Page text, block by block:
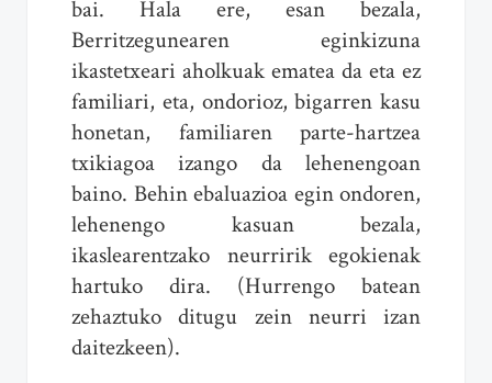
bai. Hala ere, esan bezala,
Berritzegunearen eginkizuna
ikastetxeari aholkuak ematea da eta ez
familiari, eta, ondorioz, bigarren kasu
honetan, familiaren parte-hartzea
txikiagoa izango da lehenengoan
baino. Behin ebaluazioa egin ondoren,
lehenengo kasuan bezala,
ikaslearentzako neurririk egokienak
hartuko dira. (Hurrengo batean
zehaztuko ditugu zein neurri izan
daitezkeen).